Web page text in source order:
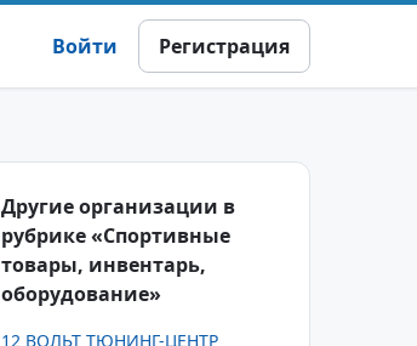
Войти Регистрация
Другие организации в
рубрике «Спортивные
товары, инвентарь,
оборудование»
12 ВОЛЬТ ТЮНИНГ-ЦЕНТР